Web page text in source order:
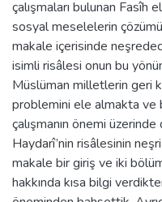
çalışmaları bulunan
sosyal meselelerin
makale içerisinde
isimli risâlesi onun bu
Müslüman milletlerin geri
problemini ele almakta ve
çalışmanın önemi
Haydarî’nin risâlesinin
makale bir giriş ve iki
hakkında kısa bilgi